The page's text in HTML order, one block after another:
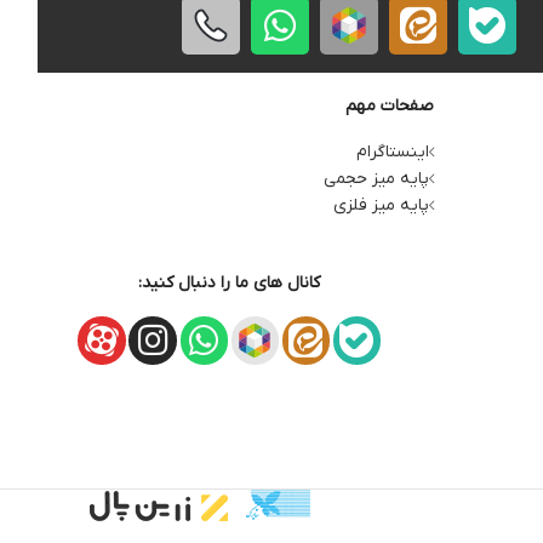
صفحات مهم
اینستاگرام
پایه میز حجمی
پایه میز فلزی
کانال های ما را دنبال کنید: